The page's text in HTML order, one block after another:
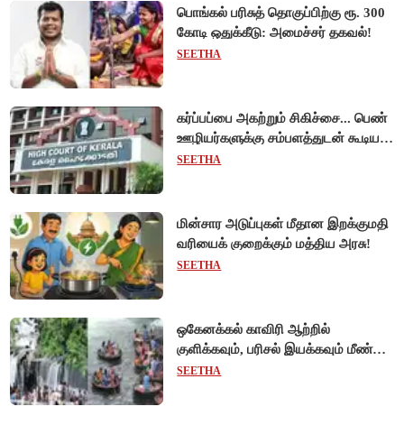
பொங்கல் பரிசுத் தொகுப்பிற்கு ரூ. 300
கோடி ஒதுக்கீடு: அமைச்சர் தகவல்!
SEETHA
கர்ப்பப்பை அகற்றும் சிகிச்சை... பெண்
ஊழியர்களுக்கு சம்பளத்துடன் கூடிய
விடுப்பு - உயர்நீதிமன்றம் அதிரடி
SEETHA
மின்சார அடுப்புகள் மீதான இறக்குமதி
வரியைக் குறைக்கும் மத்திய அரசு!
SEETHA
ஒகேனக்கல் காவிரி ஆற்றில்
குளிக்கவும், பரிசல் இயக்கவும் மீண்டும்
அனுமதி - சுற்றுலாப் பயணிகள்
SEETHA